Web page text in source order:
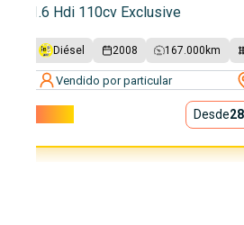
1.6 Hdi 110cv Exclusive
Diésel 2008 167.000 km
Vendido por particular
Desde